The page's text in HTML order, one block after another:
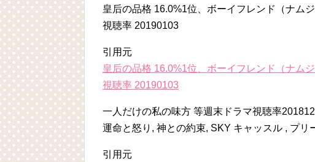
皇后の品格 16.0%1位、ボーイフレンド（ナム
視聴率 20190103
引用元
皇后の品格 16.0%1位、ボーイフレンド（ナム
視聴率 20190103
一人だけの私の味方 等週末ドラマ視聴率
運命と怒り, 神との約束, SKY キャッスル , プリ
引用元